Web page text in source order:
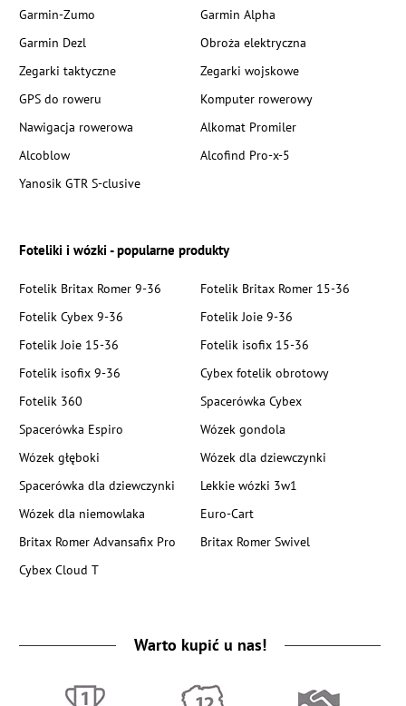
Garmin-Zumo
Garmin Alpha
Garmin Dezl
Obroża elektryczna
Zegarki taktyczne
Zegarki wojskowe
GPS do roweru
Komputer rowerowy
Nawigacja rowerowa
Alkomat Promiler
Alcoblow
Alcofind Pro-x-5
Yanosik GTR S-clusive
Foteliki i wózki - popularne produkty
Fotelik Britax Romer 9-36
Fotelik Britax Romer 15-36
Fotelik Cybex 9-36
Fotelik Joie 9-36
Fotelik Joie 15-36
Fotelik isofix 15-36
Fotelik isofix 9-36
Cybex fotelik obrotowy
Fotelik 360
Spacerówka Cybex
Spacerówka Espiro
Wózek gondola
Wózek głęboki
Wózek dla dziewczynki
Spacerówka dla dziewczynki
Lekkie wózki 3w1
Wózek dla niemowlaka
Euro-Cart
Britax Romer Advansafix Pro
Britax Romer Swivel
Cybex Cloud T
Warto kupić u nas!